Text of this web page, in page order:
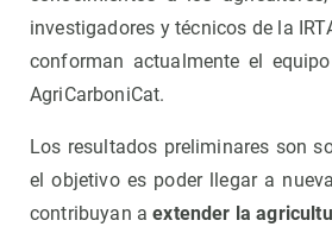
investigadores y técnicos de la
conforman actualmente el
AgriCarboniCat.
Los resultados preliminares son
el objetivo es poder llegar a
contribuyan aextender la